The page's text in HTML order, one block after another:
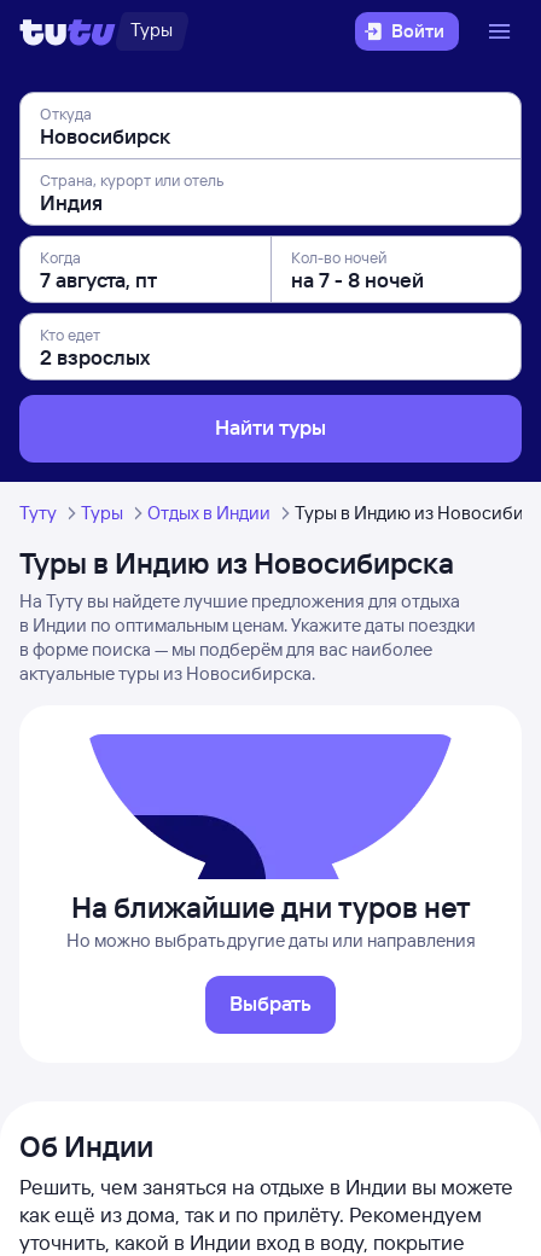
Туры Войти
Откуда
Страна, курорт или отель
Когда Кол-во ночей
Кто едет
Найти туры
Туту Туры Отдых в Индии Туры в Индию из
Туры в Индию из Новосибирска
На Туту вы найдете лучшие предложения для отдыха
в Индии по оптимальным ценам. Укажите даты поездки
в форме поиска — мы подберём для вас наиболее
актуальные туры из Новосибирска.
На ближайшие дни туров нет
Но можно выбрать другие даты или направления
Выбрать
Об Индии
Решить, чем заняться на отдыхе в Индии вы можете
как ещё из дома, так и по прилёту. Рекомендуем
уточнить, какой в Индии вход в воду, покрытие